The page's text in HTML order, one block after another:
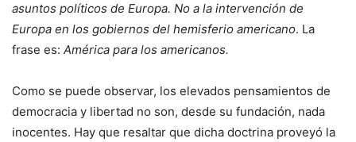
asuntos políticos de Europa. No a la intervención de
Europa en los gobiernos del hemisferio americano. La
frase es: América para los americanos.
Como se puede observar, los elevados pensamientos de
democracia y libertad no son, desde su fundación, nada
inocentes. Hay que resaltar que dicha doctrina proveyó la